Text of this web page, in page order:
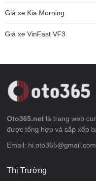
Giá xe Kia Morning
Giá xe VinFast VF3
Oto365.net là trang web
được tổng hợp và sắp xếp
Email: hi.oto365@gmail.com
Thị Trường